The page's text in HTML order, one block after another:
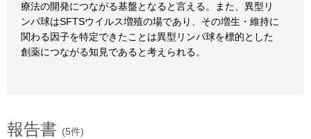
療法の開発につながる基盤となると言える。また、異型リ
ンパ球はSFTSウイルス増殖の場であり、その増生・維持に
関わる因子を特定できたことは異型リンパ球を標的とした
創薬につながる知見であると考えられる。
報告書 (5件)